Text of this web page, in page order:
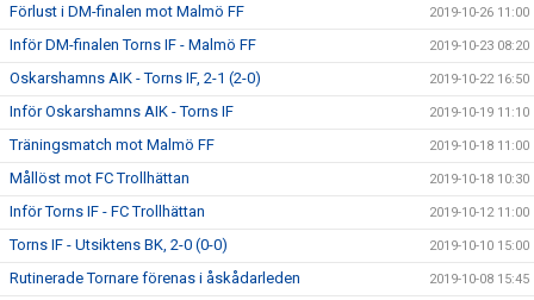
Förlust i DM-finalen mot Malmö FF 2019-10-26 11:00
Inför DM-finalen Torns IF - Malmö FF 2019-10-23 08:20
Oskarshamns AIK - Torns IF, 2-1 (2-0) 2019-10-22 16:50
Inför Oskarshamns AIK - Torns IF 2019-10-19 11:10
Träningsmatch mot Malmö FF 2019-10-18 11:00
Mållöst mot FC Trollhättan 2019-10-18 10:30
Inför Torns IF - FC Trollhättan 2019-10-12 11:00
Torns IF - Utsiktens BK, 2-0 (0-0) 2019-10-10 15:00
Rutinerade Tornare förenas i åskådarleden 2019-10-08 15:45